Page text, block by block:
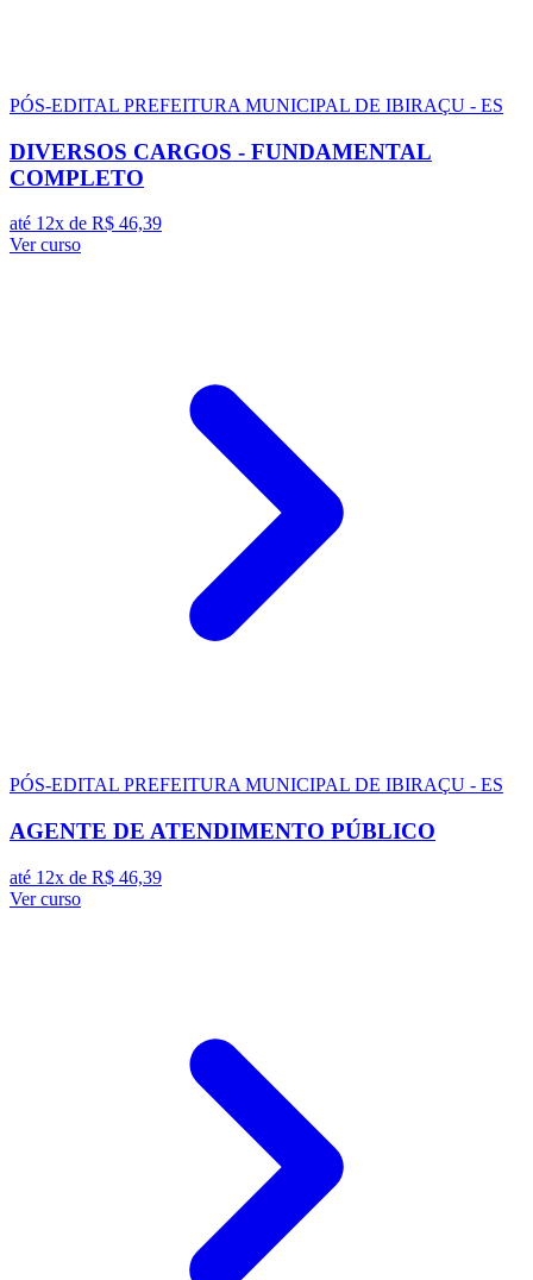
PÓS-EDITAL PREFEITURA MUNICIPAL DE IBIRAÇU - ES
DIVERSOS CARGOS - FUNDAMENTAL
COMPLETO
até 12x de R$ 46,39
Ver curso
PÓS-EDITAL PREFEITURA MUNICIPAL DE IBIRAÇU - ES
AGENTE DE ATENDIMENTO PÚBLICO
até 12x de R$ 46,39
Ver curso